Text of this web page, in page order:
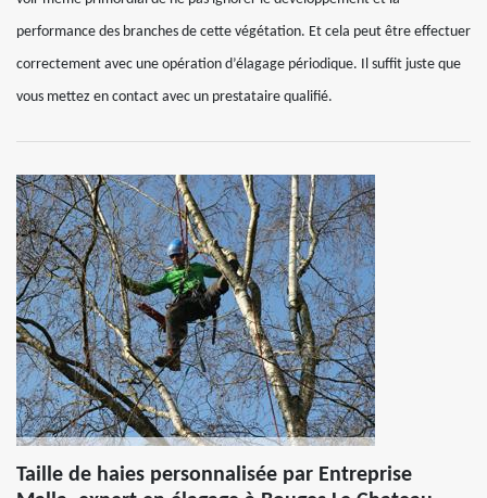
performance des branches de cette végétation. Et cela peut être effectuer
correctement avec une opération d’élagage périodique. Il suffit juste que
vous mettez en contact avec un prestataire qualifié.
Taille de haies personnalisée par Entreprise